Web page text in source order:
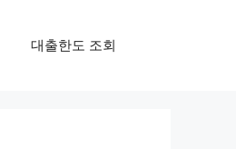
대출한도 조회